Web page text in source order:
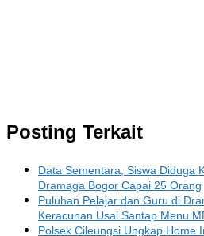
Posting Terkait
Data Sementara, Siswa Diduga
Dramaga Bogor Capai 25 Orang
Puluhan Pelajar dan Guru di
Keracunan Usai Santap Menu
Polsek Cileungsi Ungkap Home